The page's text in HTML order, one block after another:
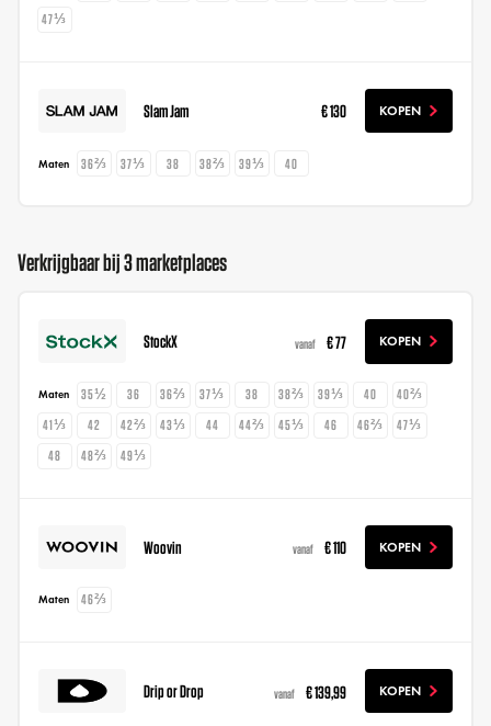
47⅓
Slam Jam € 130 KOPEN
Maten 36⅔ 37⅓ 38 38⅔ 39⅓ 40
Verkrijgbaar bij 3 marketplaces
StockX vanaf € 77 KOPEN
Maten 35½ 36 36⅔ 37⅓ 38 38⅔ 39⅓ 40
40⅔
41⅓
42 42⅔ 43⅓ 44 44⅔ 45⅓ 46 46⅔
47⅓
48
48⅔ 49⅓
Woovin vanaf € 110 KOPEN
Maten 46⅔
Drip or Drop vanaf € 139,99 KOPEN